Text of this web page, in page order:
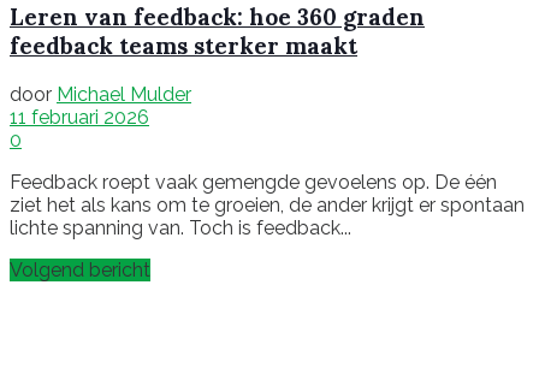
Leren van feedback: hoe 360 graden
feedback teams sterker maakt
door Michael Mulder
11 februari 2026
0
Feedback roept vaak gemengde gevoelens op. De één
ziet het als kans om te groeien, de ander krijgt er spontaan
lichte spanning van. Toch is feedback...
Volgend bericht